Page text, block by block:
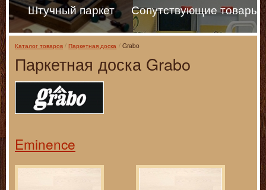
Штучный паркет Сопутствующие товары
Каталог товаров Паркетная доска Grabo
Паркетная доска Grabo
Eminence